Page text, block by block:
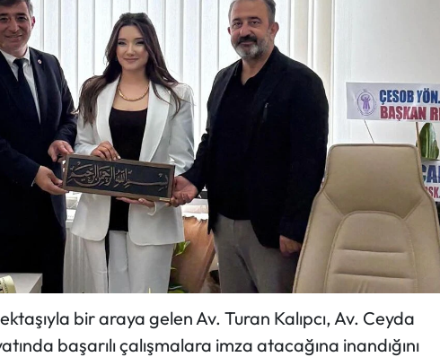
bir araya gelen Av. Turan Kalıpcı, Av. Ceyda
başarılı çalışmalara imza atacağına inandığını